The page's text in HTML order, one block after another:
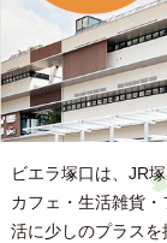
ビエラ塚口は、JR
カフェ・生活雑貨
活に少しのプラスを